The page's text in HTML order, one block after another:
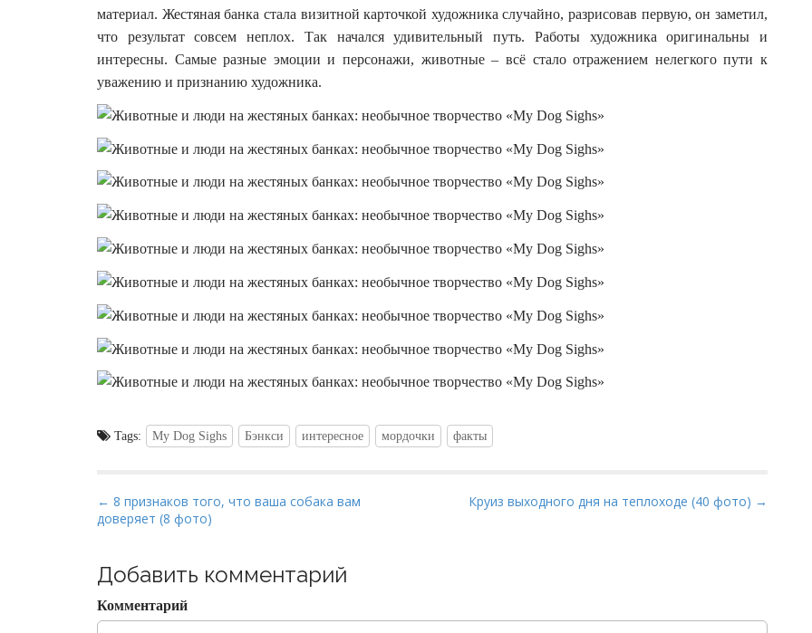
материал. Жестяная банка стала визитной карточкой художника случайно, разрисовав первую, он заметил,
что результат совсем неплох. Так начался удивительный путь. Работы художника оригинальны и
интересны. Самые разные эмоции и персонажи, животные – всё стало отражением нелегкого пути к
уважению и признанию художника.
Tags: My Dog Sighs Бэнкси интересное мордочки факты
P
o
t
n
a
← 8 признаков того, что ваша собака вам
доверяет (8 фото)
Круиз выходного дня на теплоходе (40 фото) →
Добавить комментарий
Комментарий